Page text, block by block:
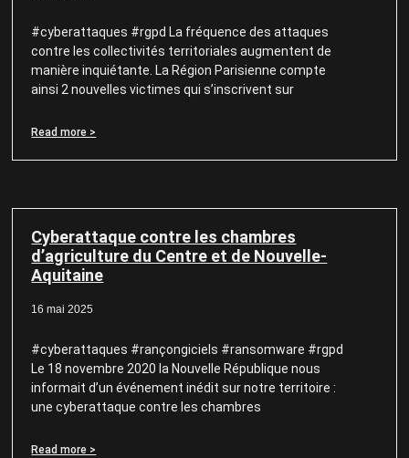
#cyberattaques #rgpd La fréquence des attaques
contre les collectivités territoriales augmentent de
manière inquiétante. La Région Parisienne compte
ainsi 2 nouvelles victimes qui s’inscrivent sur
Read more >
Cyberattaque contre les chambres
d’agriculture du Centre et de Nouvelle-
Aquitaine
16 mai 2025
#cyberattaques #rançongiciels #ransomware #rgpd
Le 18 novembre 2020 la Nouvelle République nous
informait d’un événement inédit sur notre territoire :
une cyberattaque contre les chambres
Read more >